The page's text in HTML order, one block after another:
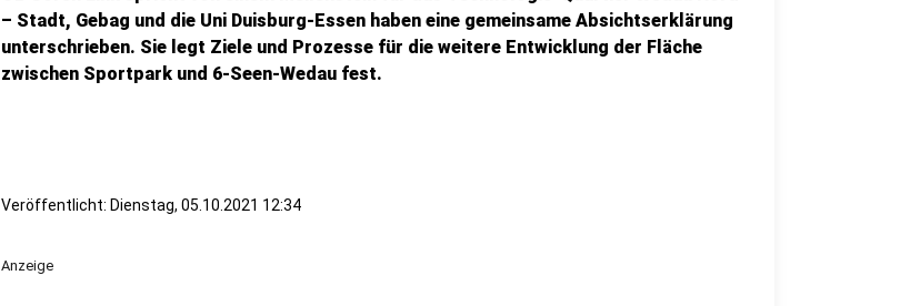
– Stadt, Gebag und die Uni Duisburg-Essen haben eine gemeinsame Absichtserklärung
unterschrieben. Sie legt Ziele und Prozesse für die weitere Entwicklung der Fläche
zwischen Sportpark und 6-Seen-Wedau fest.
Veröffentlicht: Dienstag, 05.10.2021 12:34
Anzeige